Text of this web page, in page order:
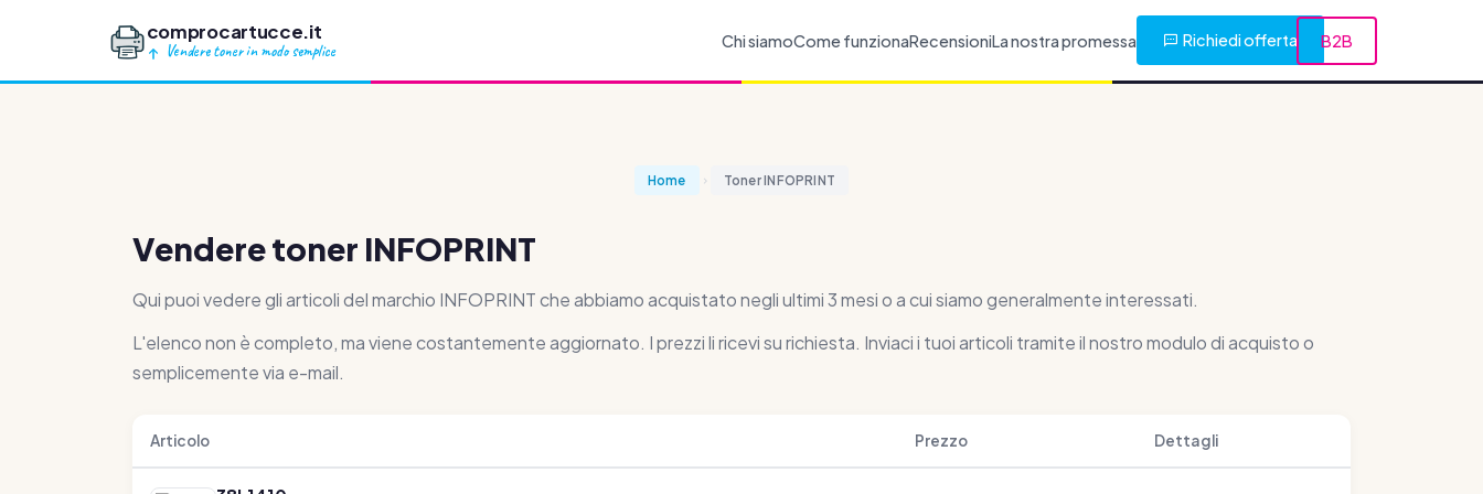
comprocartucce.it
Vendere toner in modo semplice
Chi siamoCome funzionaRecensioniLa nostra promessa Richiedi offerta B2B
Home Toner INFOPRINT
Vendere toner INFOPRINT
Qui puoi vedere gli articoli del marchio INFOPRINT che abbiamo acquistato negli ultimi 3 mesi o a cui siamo generalmente interessati.
L'elenco non è completo, ma viene costantemente aggiornato. I prezzi li ricevi su richiesta. Inviaci i tuoi articoli tramite il nostro modulo di acquisto o
semplicemente via e-mail.
Articolo Prezzo Dettagli